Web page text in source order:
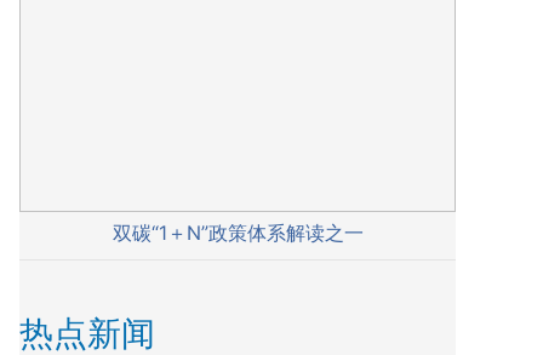
双碳“1＋N”政策体系解读之一
热点新闻